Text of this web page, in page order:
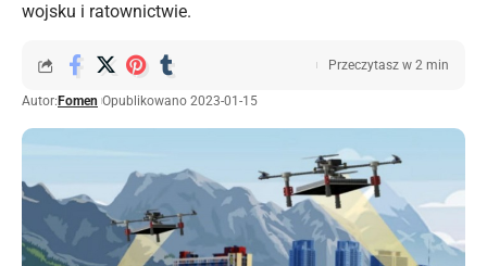
wojsku i ratownictwie.
Autor: Fomen Opublikowano 2023-01-15
Przeczytasz w 2 min